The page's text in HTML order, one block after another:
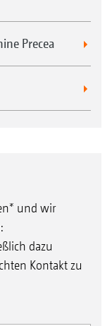
Precea
und wir
dazu
Kontakt zu